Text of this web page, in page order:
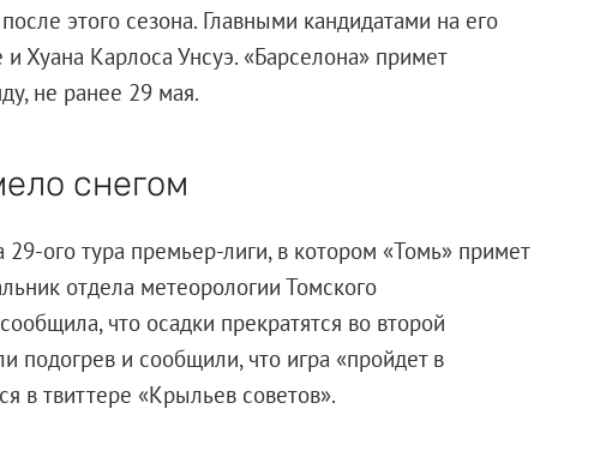
этого сезона. Главными кандидатами на его
Хуана Карлоса Унсуэ. «Барселона» примет
не ранее 29 мая.
снегом
29-ого тура премьер-лиги, в котором «Томь» примет
отдела метеорологии Томского
что осадки прекратятся во второй
подогрев и сообщили, что игра «пройдет в
в твиттере «Крыльев советов».